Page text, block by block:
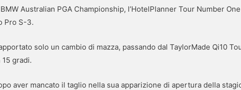
Australian PGA Championship, l’HotelPlanner Tour Number
Pro S-3.
solo un cambio di mazza, passando dal TaylorMade Qi10
gradi.
aver mancato il taglio nella sua apparizione di apertura della